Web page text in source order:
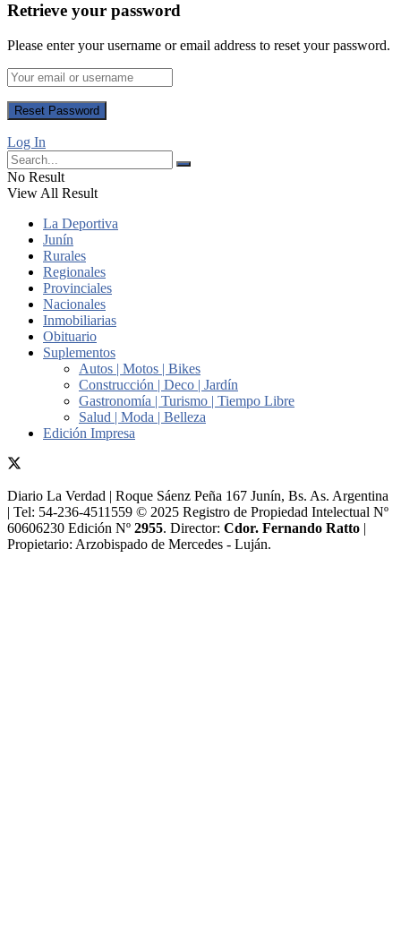
Retrieve your password
Please enter your username or email address to reset your password.
Log In
No Result
View All Result
La Deportiva
Junín
Rurales
Regionales
Provinciales
Nacionales
Inmobiliarias
Obituario
Suplementos
Autos | Motos | Bikes
Construcción | Deco | Jardín
Gastronomía | Turismo | Tiempo Libre
Salud | Moda | Belleza
Edición Impresa
Diario La Verdad | Roque Sáenz Peña 167 Junín, Bs. As. Argentina
| Tel: 54-236-4511559 © 2025 Registro de Propiedad Intelectual Nº
60606230 Edición Nº 2955. Director:​ Cdor. Fernando Ratto |
Propietario:​ Arzobispado de Mercedes - Luján.